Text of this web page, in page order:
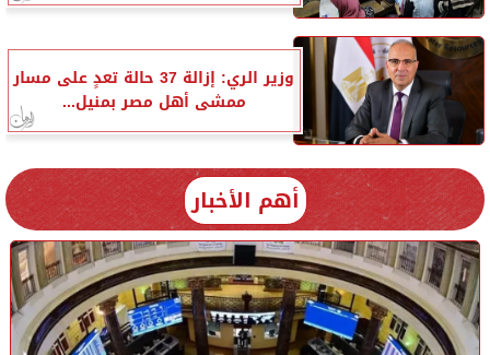
وزير الري: إزالة 37 حالة تعدٍ على مسار
ممشى أهل مصر بمنيل...
أهم الأخبار